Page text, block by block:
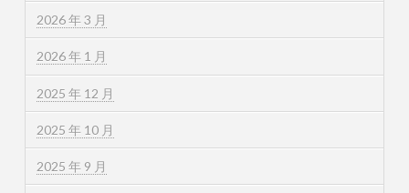
2026 年 3 月
2026 年 1 月
2025 年 12 月
2025 年 10 月
2025 年 9 月